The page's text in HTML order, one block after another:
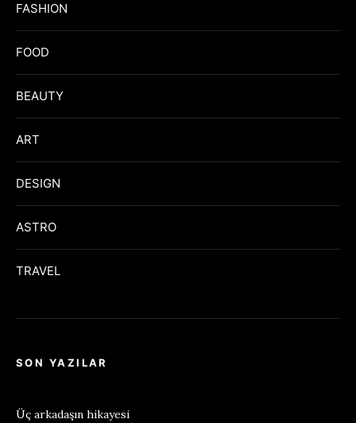
FASHION
FOOD
BEAUTY
ART
DESIGN
ASTRO
TRAVEL
SON YAZILAR
Üç arkadaşın hikayesi